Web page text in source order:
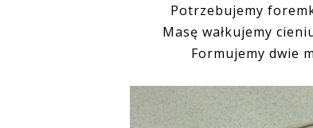
Potrzebujemy
Masę wałkujemy
Formujemy dwie